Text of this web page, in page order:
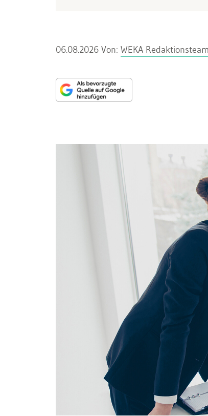
06.08.2026 Von: WEKA Redaktionsteam